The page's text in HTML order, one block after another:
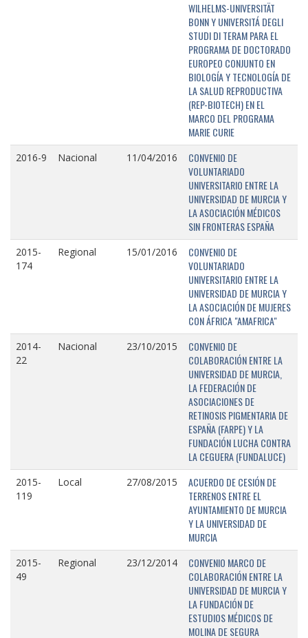
WILHELMS-UNIVERSITÄT
BONN Y UNIVERSITÁ DEGLI
STUDI DI TERAM PARA EL
PROGRAMA DE DOCTORADO
EUROPEO CONJUNTO EN
BIOLOGÍA Y TECNOLOGÍA DE
LA SALUD REPRODUCTIVA
(REP-BIOTECH) EN EL
MARCO DEL PROGRAMA
MARIE CURIE
2016-9 Nacional 11/04/2016
CONVENIO DE
VOLUNTARIADO
UNIVERSITARIO ENTRE LA
UNIVERSIDAD DE MURCIA Y
LA ASOCIACIÓN MÉDICOS
SIN FRONTERAS ESPAÑA
2015-
174
Regional 15/01/2016
CONVENIO DE
VOLUNTARIADO
UNIVERSITARIO ENTRE LA
UNIVERSIDAD DE MURCIA Y
LA ASOCIACIÓN DE MUJERES
CON ÁFRICA "AMAFRICA"
2014-
22
Nacional 23/10/2015
CONVENIO DE
COLABORACIÓN ENTRE LA
UNIVERSIDAD DE MURCIA,
LA FEDERACIÓN DE
ASOCIACIONES DE
RETINOSIS PIGMENTARIA DE
ESPAÑA (FARPE) Y LA
FUNDACIÓN LUCHA CONTRA
LA CEGUERA (FUNDALUCE)
2015-
119
Local 27/08/2015
ACUERDO DE CESIÓN DE
TERRENOS ENTRE EL
AYUNTAMIENTO DE MURCIA
Y LA UNIVERSIDAD DE
MURCIA
2015-
49
Regional 23/12/2014
CONVENIO MARCO DE
COLABORACIÓN ENTRE LA
UNIVERSIDAD DE MURCIA Y
LA FUNDACIÓN DE
ESTUDIOS MÉDICOS DE
MOLINA DE SEGURA